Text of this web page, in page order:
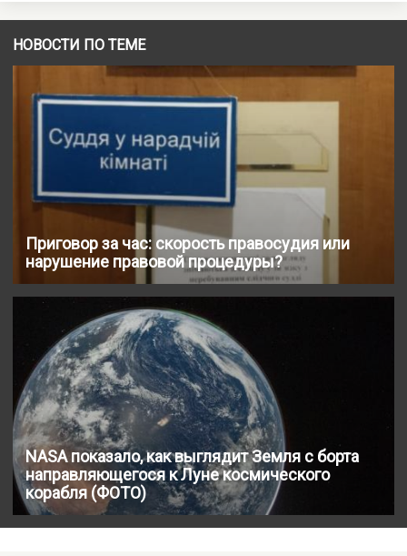
НОВОСТИ ПО ТЕМЕ
Приговор за час: скорость правосудия или
нарушение правовой процедуры?
NASA показало, как выглядит Земля с борта
направляющегося к Луне космического
корабля (ФОТО)